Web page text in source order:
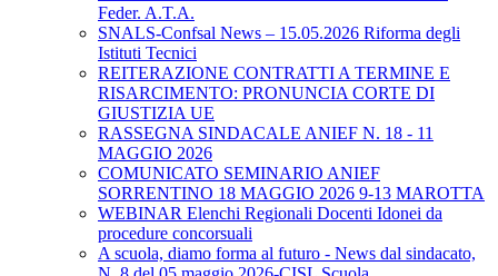
Feder. A.T.A.
SNALS-Confsal News – 15.05.2026 Riforma degli
Istituti Tecnici
REITERAZIONE CONTRATTI A TERMINE E
RISARCIMENTO: PRONUNCIA CORTE DI
GIUSTIZIA UE
RASSEGNA SINDACALE ANIEF N. 18 - 11
MAGGIO 2026
COMUNICATO SEMINARIO ANIEF
SORRENTINO 18 MAGGIO 2026 9-13 MAROTTA
WEBINAR Elenchi Regionali Docenti Idonei da
procedure concorsuali
A scuola, diamo forma al futuro - News dal sindacato,